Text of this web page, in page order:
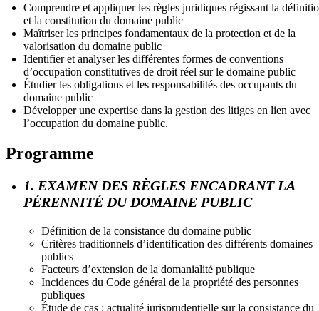
Comprendre et appliquer les règles juridiques régissant la
et la constitution du domaine public
Maîtriser les principes fondamentaux de la protection et de la
valorisation du domaine public
Identifier et analyser les différentes formes de conventions
d’occupation constitutives de droit réel sur le domaine public
Étudier les obligations et les responsabilités des occupants du
domaine public
Développer une expertise dans la gestion des litiges en lien avec
l’occupation du domaine public.
Programme
1. EXAMEN DES RÈGLES ENCADRANT LA
PÉRENNITÉ DU DOMAINE PUBLIC
Définition de la consistance du domaine public
Critères traditionnels d’identification des différents domaines
publics
Facteurs d’extension de la domanialité publique
Incidences du Code général de la propriété des personnes
publiques
Étude de cas : actualité jurisprudentielle sur la consistance du